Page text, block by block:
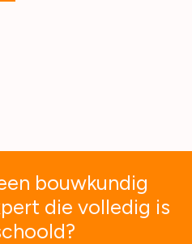
bouwkundig
die volledig is